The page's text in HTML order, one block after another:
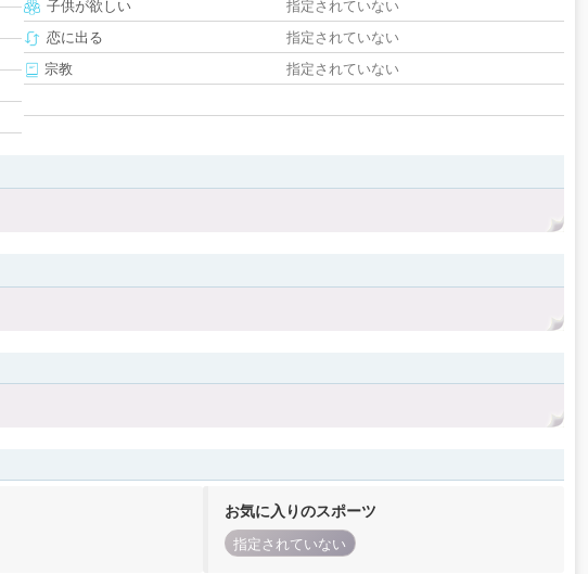
子供が欲しい
指定されていない
恋に出る
指定されていない
宗教
指定されていない
お気に入りのスポーツ
指定されていない